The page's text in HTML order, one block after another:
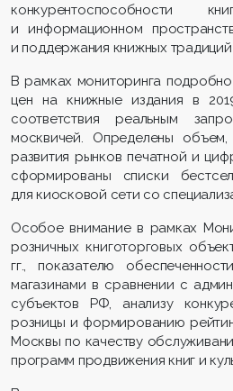
конкурентоспособности
и информационном
и поддержания книжных
В рамках мониторинга
цен на книжные издания в
соответствия реальным
москвичей. Определены
развития рынков печатной и
сформированы списки
для киосковой сети со
Особое внимание в рамках
розничных книготорговых
гг., показателю
магазинами в сравнении с
субъектов РФ, анализу
розницы и формированию
Москвы по качеству
программ продвижения книг и